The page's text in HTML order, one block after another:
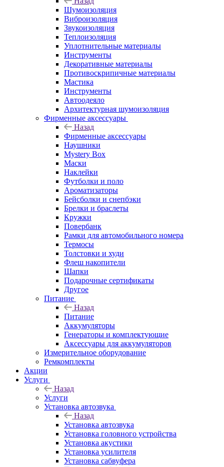
Шумоизоляция
Виброизоляция
Звукоизоляция
Теплоизоляция
Уплотнительные материалы
Инструменты
Декоративные материалы
Противоскрипичные материалы
Мастика
Инструменты
Автоодеяло
Архитектурная шумоизоляция
Фирменные аксессуары
Назад
Фирменные аксессуары
Наушники
Mystery Box
Маски
Наклейки
Футболки и поло
Ароматизаторы
Бейсболки и снепбэки
Брелки и браслеты
Кружки
Повербанк
Рамки для автомобильного номера
Термосы
Толстовки и худи
Флеш накопители
Шапки
Подарочные сертификаты
Другое
Питание
Назад
Питание
Аккумуляторы
Генераторы и комплектующие
Аксессуары для аккумуляторов
Измерительное оборудование
Ремкомплекты
Акции
Услуги
Назад
Услуги
Установка автозвука
Назад
Установка автозвука
Установка головного устройства
Установка акустики
Установка усилителя
Установка сабвуфера